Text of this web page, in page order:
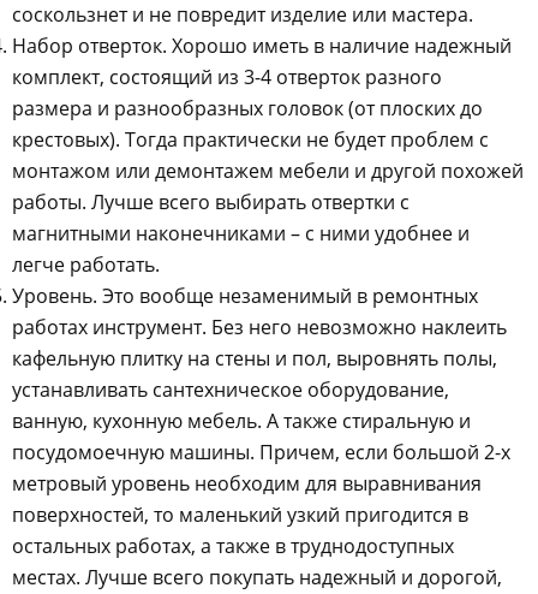
соскользнет и не повредит изделие или мастера.
Набор отверток. Хорошо иметь в наличие надежный
комплект, состоящий из 3-4 отверток разного
размера и разнообразных головок (от плоских до
крестовых). Тогда практически не будет проблем с
монтажом или демонтажем мебели и другой похожей
работы. Лучше всего выбирать отвертки с
магнитными наконечниками – с ними удобнее и
легче работать.
Уровень. Это вообще незаменимый в ремонтных
работах инструмент. Без него невозможно наклеить
кафельную плитку на стены и пол, выровнять полы,
устанавливать сантехническое оборудование,
ванную, кухонную мебель. А также стиральную и
посудомоечную машины. Причем, если большой 2-х
метровый уровень необходим для выравнивания
поверхностей, то маленький узкий пригодится в
остальных работах, а также в труднодоступных
местах. Лучше всего покупать надежный и дорогой,